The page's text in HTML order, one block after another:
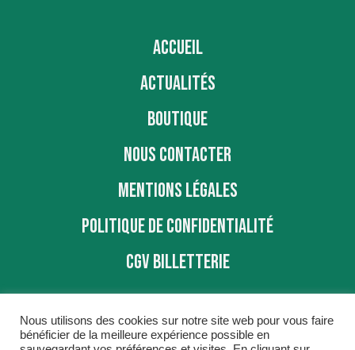
ACCUEIL
ACTUALITÉS
BOUTIQUE
NOUS CONTACTER
MENTIONS LÉGALES
POLITIQUE DE CONFIDENTIALITÉ
CGV BILLETTERIE
Nous utilisons des cookies sur notre site web pour vous faire
bénéficier de la meilleure expérience possible en